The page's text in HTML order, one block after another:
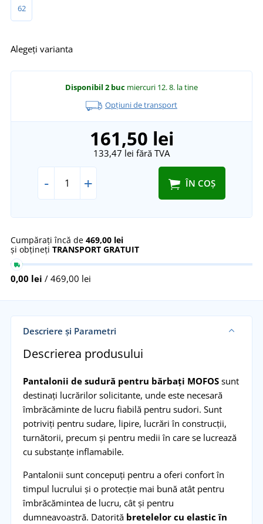
62
Alegeți varianta
Disponibil 2 buc miercuri 12. 8. la tine
Opțiuni de transport
161,50 lei
133,47 lei fără TVA
- + ÎN COȘ
Cumpărați încă de 469,00 lei
și obțineți TRANSPORT GRATUIT
0,00 lei / 469,00 lei
Descriere și Parametri
Descrierea produsului
Pantalonii de sudură pentru bărbați MOFOSsunt
destinați lucrărilor solicitante, unde este necesară
îmbrăcăminte de lucru fiabilă pentru sudori. Sunt
potriviți pentru sudare, lipire, lucrări în construcții,
turnătorii, precum și pentru medii în care se lucrează
cu substanțe inflamabile.
Pantalonii sunt concepuți pentru a oferi confort în
timpul lucrului și o protecție mai bună atât pentru
îmbrăcămintea de lucru, cât și pentru
dumneavoastră. Datorită bretelelor cu elastic în